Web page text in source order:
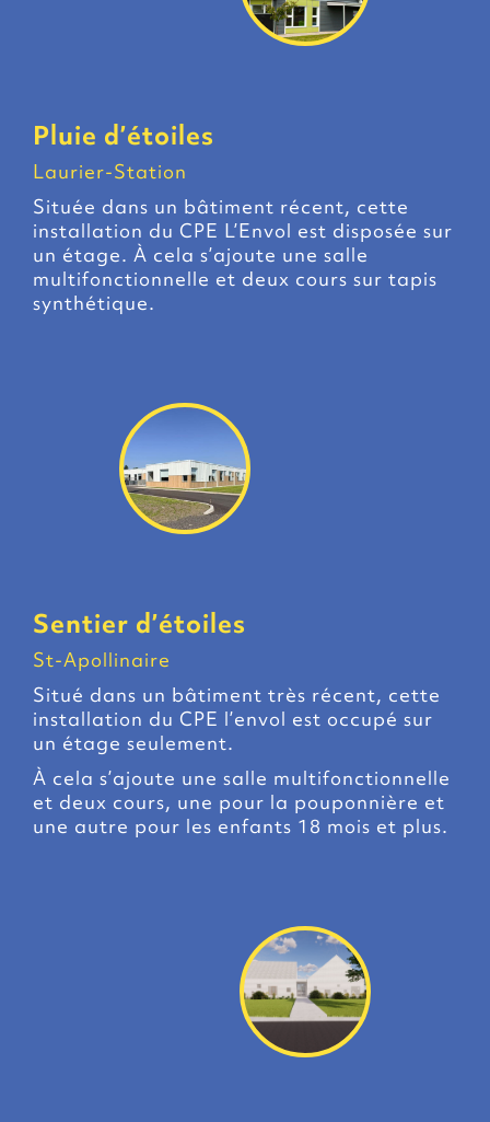
Pluie d’étoiles
Laurier-Station
Située dans un bâtiment récent, cette
installation du CPE L’Envol est disposée sur
un étage. À cela s’ajoute une salle
multifonctionnelle et deux cours sur tapis
synthétique.
Sentier d’étoiles
St-Apollinaire
Situé dans un bâtiment très récent, cette
installation du CPE l’envol est occupé sur
un étage seulement.
À cela s’ajoute une salle multifonctionnelle
et deux cours, une pour la pouponnière et
une autre pour les enfants 18 mois et plus.